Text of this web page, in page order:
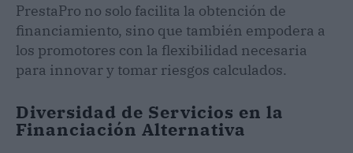
PrestaPro no solo facilita la obtención de
financiamiento, sino que también empodera a
los promotores con la flexibilidad necesaria
para innovar y tomar riesgos calculados.
Diversidad de Servicios en la
Financiación Alternativa